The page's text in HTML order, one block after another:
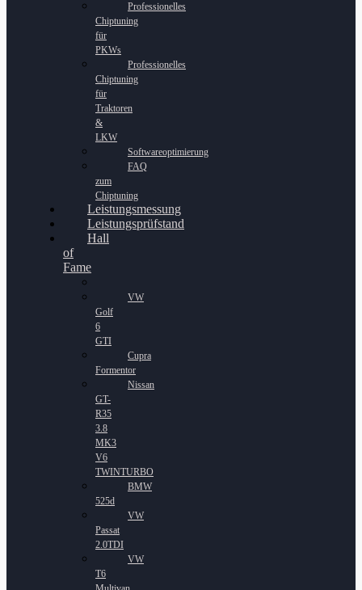
Professionelles
Chiptuning
für
PKWs
Professionelles
Chiptuning
für
Traktoren
&
LKW
Softwareoptimierung
FAQ
zum
Chiptuning
Leistungsmessung
Leistungsprüfstand
Hall
of
Fame
VW
Golf
6
GTI
Cupra
Formentor
Nissan
GT-
R35
3.8
MK3
V6
TWINTURBO
BMW
525d
VW
Passat
2.0TDI
VW
T6